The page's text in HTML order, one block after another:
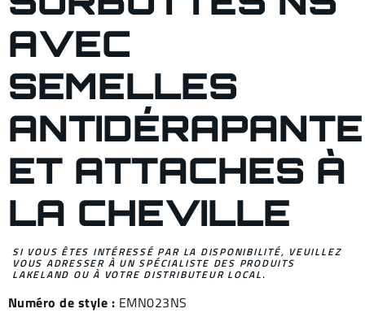
AVEC
SEMELLES
ET ATTACHES À
LA CHEVILLE
SI VOUS ÊTES INTÉRESSÉ PAR LA DISPONIBILITÉ, VEUILLEZ
VOUS ADRESSER À UN SPÉCIALISTE DES PRODUITS
LAKELAND OU À VOTRE DISTRIBUTEUR LOCAL.
Numéro de style : EMN023NS